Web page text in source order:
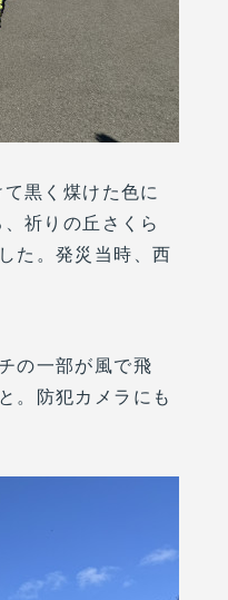
黒く煤けた色に
祈りの丘さくら
た。発災当時、西
の一部が風で飛
。防犯カメラにも